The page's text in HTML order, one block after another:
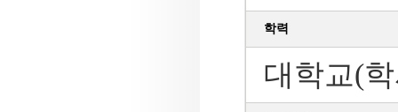
학력
대학교(